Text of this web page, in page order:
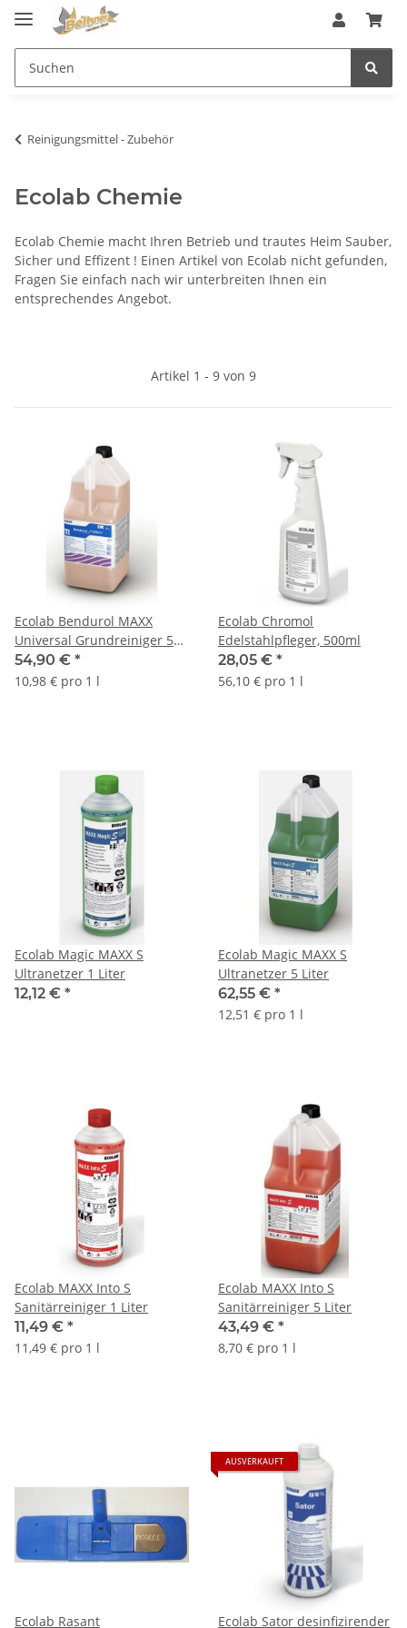
Reinigungsmittel - Zubehör
Ecolab Chemie
Ecolab Chemie macht Ihren Betrieb und trautes Heim Sauber,
Sicher und Effizent ! Einen Artikel von Ecolab nicht gefunden,
Fragen Sie einfach nach wir unterbreiten Ihnen ein
entsprechendes Angebot.
Artikel 1 - 9 von 9
Ecolab Bendurol MAXX
Universal Grundreiniger 5
Liter
54,90 € *
10,98 € pro 1 l
Ecolab Chromol
Edelstahlpfleger, 500ml
28,05 € *
56,10 € pro 1 l
Ecolab Magic MAXX S
Ultranetzer 1 Liter
12,12 € *
Ecolab Magic MAXX S
Ultranetzer 5 Liter
62,55 € *
12,51 € pro 1 l
Ecolab MAXX Into S
Sanitärreiniger 1 Liter
11,49 € *
11,49 € pro 1 l
Ecolab MAXX Into S
Sanitärreiniger 5 Liter
43,49 € *
8,70 € pro 1 l
Ecolab Rasant
AUSVERKAUFT
Ecolab Sator desinfizirender